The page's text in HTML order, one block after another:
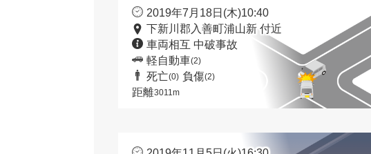
2019年7月18日(木)10:40
下新川郡入善町浦山新 付近
車両相互 中破事故
軽自動車(2)
死亡(0) 負傷(2)
距離3011m